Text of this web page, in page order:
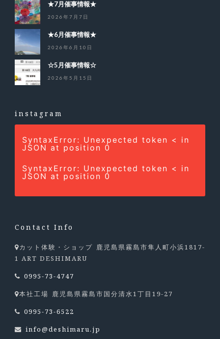
★7月催事情報★
2026年7月7日
★6月催事情報★
2026年6月10日
☆5月催事情報☆
2026年5月15日
instagram
SyntaxError: Unexpected token < in
JSON at position 0
SyntaxError: Unexpected token < in
JSON at position 0
Contact Info
カット体験・ショップ
鹿児島県霧島市隼人町小浜1817-
1 ART DESHIMARU
0995-73-4747
本社工場
鹿児島県霧島市国分清水1丁目19-27
0995-73-6522
info@deshimaru.jp